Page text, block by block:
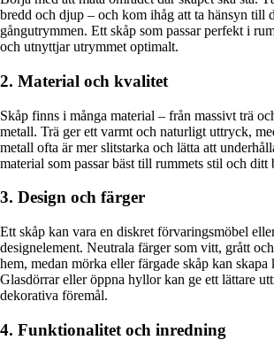
bredd och djup – och kom ihåg att ta hänsyn till
gångutrymmen. Ett skåp som passar perfekt i
och utnyttjar utrymmet optimalt.
2. Material och kvalitet
Skåp finns i många material – från massivt trä
metall. Trä ger ett varmt och naturligt uttryck,
metall ofta är mer slitstarka och lätta att
material som passar bäst till rummets stil och ditt
3. Design och färger
Ett skåp kan vara en diskret förvaringsmöbel
designelement. Neutrala färger som vitt, grått
hem, medan mörka eller färgade skåp kan skapa
Glasdörrar eller öppna hyllor kan ge ett lättare
dekorativa föremål.
4. Funktionalitet och inredning